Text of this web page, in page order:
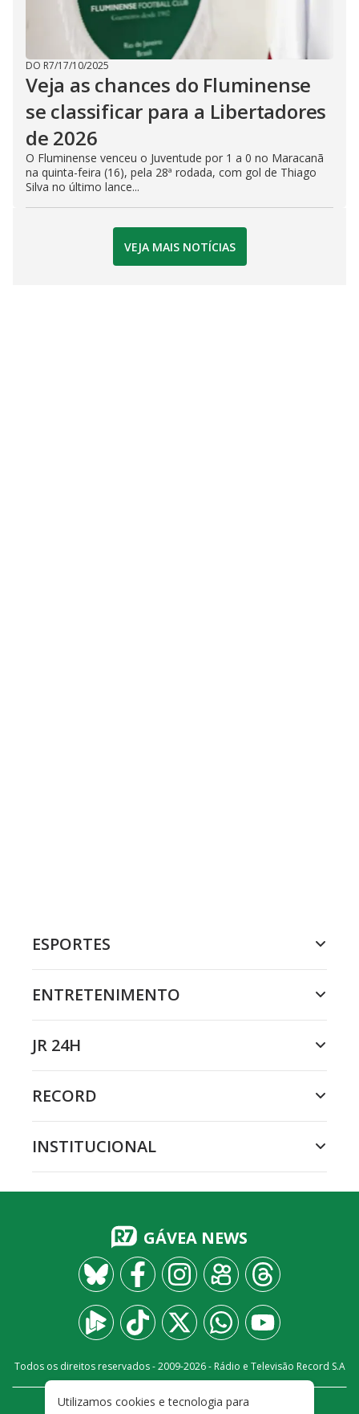
DO R7/17/10/2025
Veja as chances do Fluminense
se classificar para a Libertadores
de 2026
O Fluminense venceu o Juventude por 1 a 0 no Maracanã
na quinta-feira (16), pela 28ª rodada, com gol de Thiago
Silva no último lance...
VEJA MAIS NOTÍCIAS
ESPORTES
ENTRETENIMENTO
JR 24H
RECORD
INSTITUCIONAL
GÁVEA NEWS
Todos os direitos reservados - 2009-2026- Rádio e Televisão Record S.A
PRIVACIDADE
Utilizamos cookies e tecnologia para